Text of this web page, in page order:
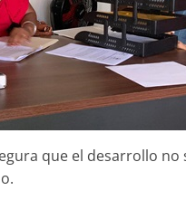
que el desarrollo no